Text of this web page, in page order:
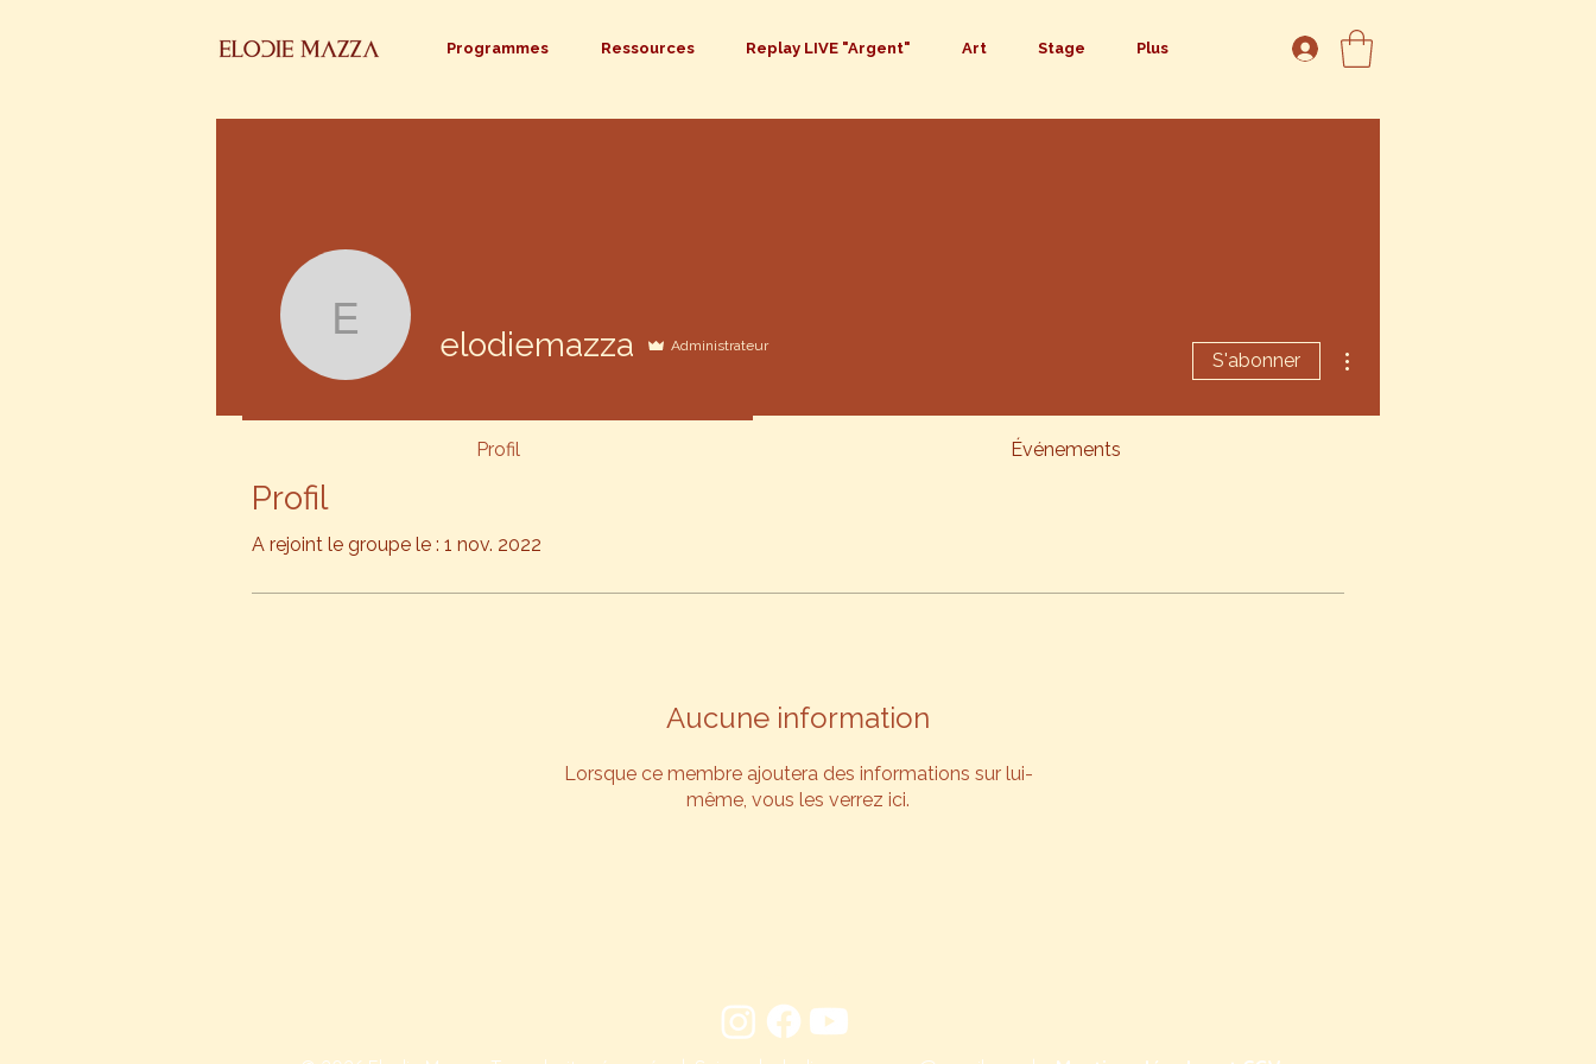
Programmes Ressources Replay LIVE "Argent" Art Stage Plus
Profil
A rejoint le groupe le : 1 nov. 2022
Aucune information
Lorsque ce membre ajoutera des informations sur lui-
même, vous les verrez ici.
elodiemazza
elodiemazza Administrateur
S'abonner
Profil Événements